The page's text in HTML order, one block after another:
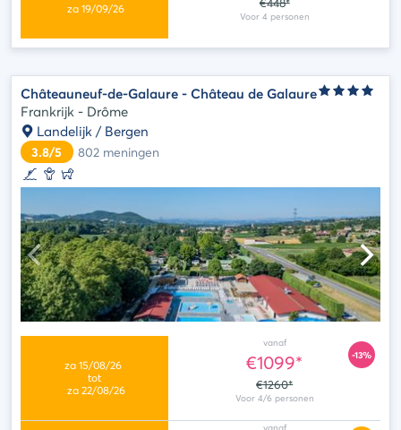
Châteauneuf-de-Galaure - Château de Galaure
Frankrijk - Drôme
Landelijk / Bergen
3.8/5 802meningen
-13%
vanaf
€1099*
€1260*